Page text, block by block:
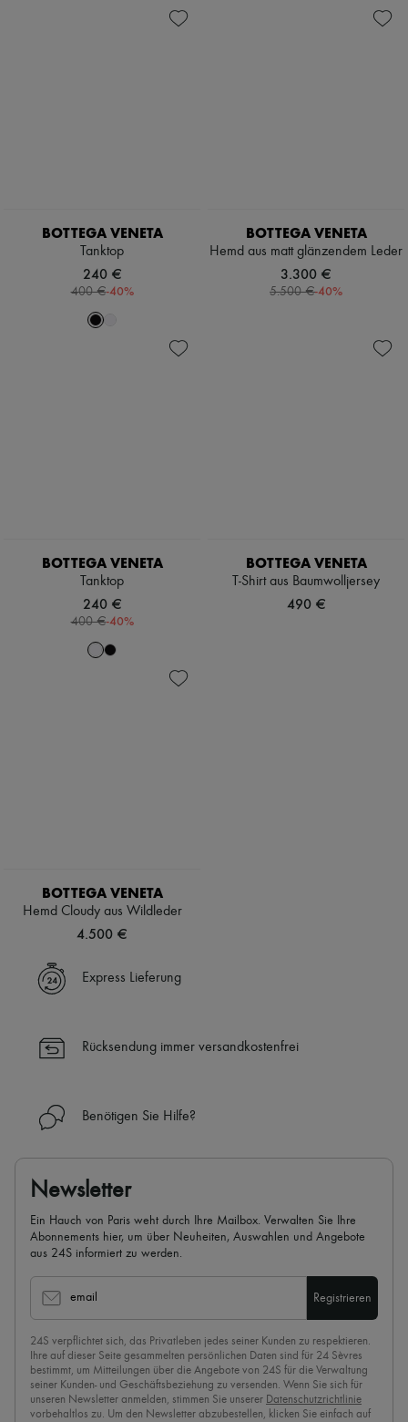
BOTTEGA VENETA
Tanktop
240 €
400 €-40%
BOTTEGA VENETA
Hemd aus matt glänzendem Leder
3.300 €
5.500 €-40%
BOTTEGA VENETA
Tanktop
240 €
400 €-40%
BOTTEGA VENETA
T-Shirt aus Baumwolljersey
490 €
BOTTEGA VENETA
Hemd Cloudy aus Wildleder
4.500 €
Express Lieferung
Rücksendung immer versandkostenfrei
Benötigen Sie Hilfe?
Newsletter
Ein Hauch von Paris weht durch Ihre Mailbox. Verwalten Sie Ihre
Abonnements hier, um über Neuheiten, Auswahlen und Angebote
aus 24S informiert zu werden.
email Registrieren
24S verpflichtet sich, das Privatleben jedes seiner Kunden zu respektieren.
Ihre auf dieser Seite gesammelten persönlichen Daten sind für 24 Sèvres
bestimmt, um Mitteilungen über die Angebote von 24S für die Verwaltung
seiner Kunden- und Geschäftsbeziehung zu versenden. Wenn Sie sich für
unseren Newsletter anmelden, stimmen Sie unserer Datenschutzrichtlinie
vorbehaltlos zu. Um den Newsletter abzubestellen, klicken Sie einfach auf